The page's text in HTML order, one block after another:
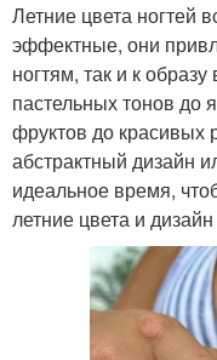
Летние цвета ногтей
эффектные, они
ногтям, так и к
пастельных тонов до
фруктов до красивых
абстрактный дизайн
идеальное время,
летние цвета и